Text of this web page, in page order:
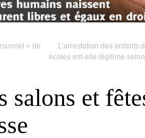
» de
L’arrestation des enfants
écoles est-elle légitime
salons et